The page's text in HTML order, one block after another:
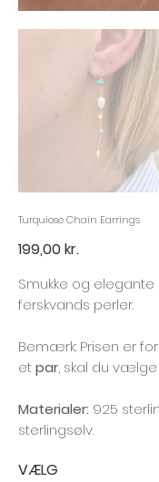
Turquiose Chain Earrings
199,00 kr.
Smukke og
ferskvands perler.
Bemærk: Prisen er for
etpar, skal du vælge
Materialer: 925
sterlingsølv.
VÆLG